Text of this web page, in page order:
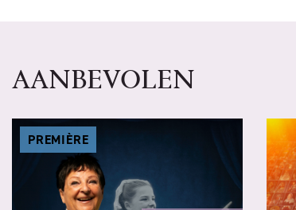
AANBEVOLEN
PREMIÈRE